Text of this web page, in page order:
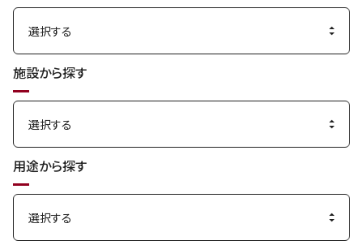
施設から探す
用途から探す